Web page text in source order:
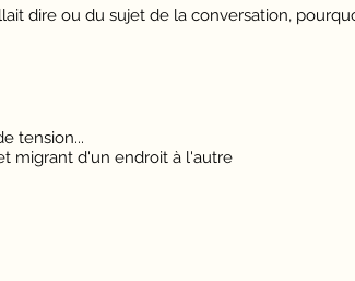
dire ou du sujet de la conversation,
tension...
migrant d'un endroit à l'autre